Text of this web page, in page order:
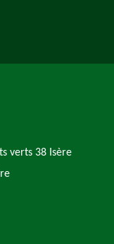
verts 38 Isère